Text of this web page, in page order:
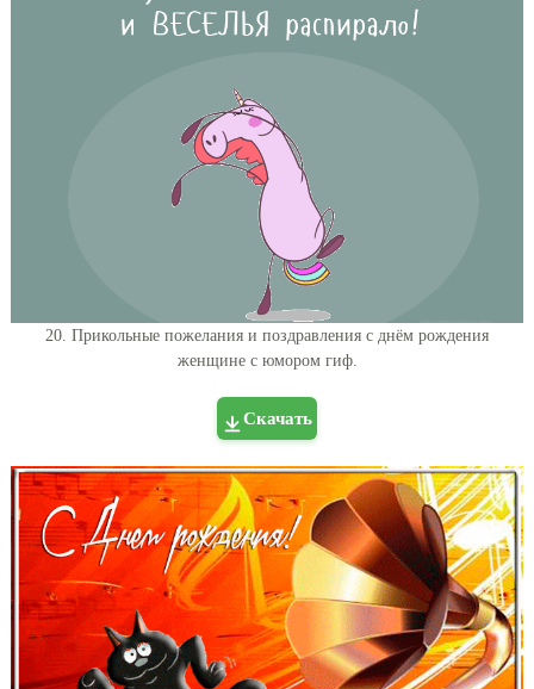
20. Прикольные пожелания и поздравления с днём рождения
женщине с юмором гиф.
Скачать